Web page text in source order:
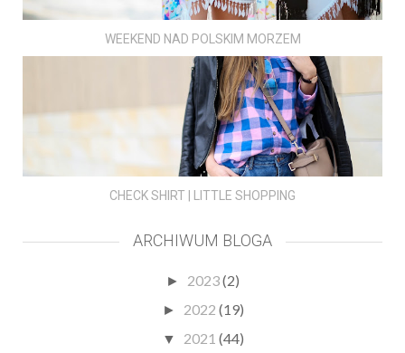
WEEKEND NAD POLSKIM MORZEM
CHECK SHIRT | LITTLE SHOPPING
ARCHIWUM BLOGA
► 2023(2)
► 2022 (19)
▼ 2021 (44)